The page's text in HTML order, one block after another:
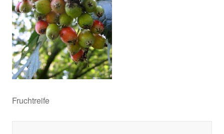
Fruchtreife